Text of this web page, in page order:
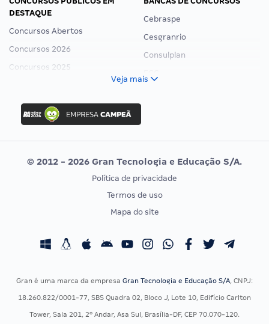
DESTAQUE
Concursos Abertos
Concursos 2026
Concursos 2025
Concurso Ibama
Concurso MPU
Editais publicados
Cebraspe
Cesgranrio
Consulplan
Vunesp
CONCURSOS POR PROFISSÃO
Concursos Fiscais
Concursos Saúde
EXAME DE ORDEM
Calendário OAB
Veja mais
© 2012 - 2026 Gran Tecnologia e Educação S/A.
Política de privacidade
Termos de uso
Mapa do site
Gran é uma marca da empresa Gran Tecnologia e Educação S/A, CNPJ:
18.260.822/0001-77, SBS Quadra 02, Bloco J, Lote 10, Edifício Carlton
Tower, Sala 201, 2º Andar, Asa Sul, Brasília-DF, CEP 70.070-120.